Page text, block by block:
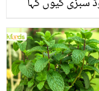
اینٹی آکسیڈنٹس
اس سبزی کے